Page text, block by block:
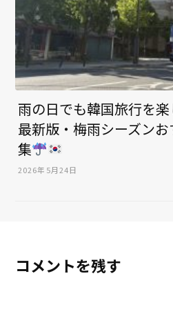
雨の日でも韓国旅行を
最新版・梅雨シーズン
集
2026年5月24日
コメントを残す